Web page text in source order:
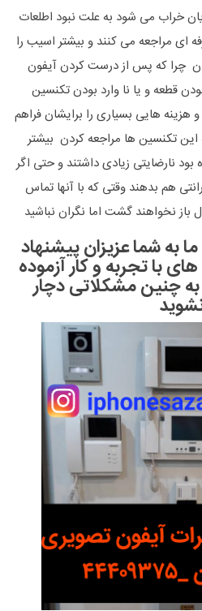
خراب می شود به علت نبود اطلعات
ای مراجعه می کنند و بیشتر اسیب را
چرا که پس از درست کردن آیفون
قطعه و یا نا وارد بودن تکنسین
هزینه هایی بسیاری را برایشان فراهم
تکنسین ها مراجعه کردن بیشتر
نارضایتی زیادی داشتند و حتی اگر
هم بدهند وقتی که با آنها تماس
باز نخواهند گشت اما نگران نباشید
به شما عزیزان پیشنهاد
با تجربه و کار آزموده
به چنین مشکلاتی دچار